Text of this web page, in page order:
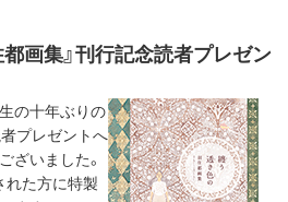
画集』刊行記念読者プレゼン
の十年ぶりの
プレゼントへ
ざいました。
れた方に特製